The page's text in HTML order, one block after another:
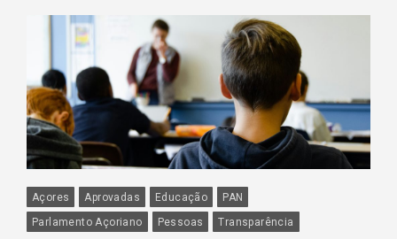
Açores Aprovadas Educação
PAN
Parlamento Açoriano
Pessoas Transparência